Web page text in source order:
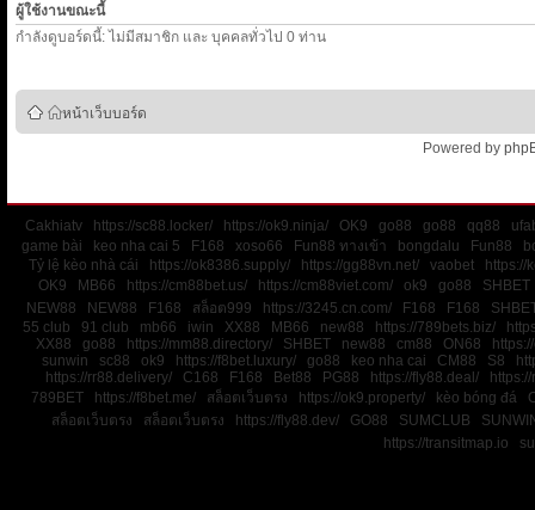
ผู้ใช้งานขณะนี้
กำลังดูบอร์ดนี้: ไม่มีสมาชิก และ บุคคลทั่วไป 0 ท่าน
หน้าเว็บบอร์ด
Powered by
Cakhiatv https://sc88.locker/ https://ok9.ninja/ OK9 go88 go88 qq88
game bài
keo nha cai 5 F168 xoso66 Fun88 ทางเข้า bongdalu Fun88
Tỷ lệ kèo nhà cái
https://ok8386.supply/ https://gg88vn.net/ vaobet
https://
OK9
MB66 https://cm88bet.us/ https://cm88viet.com/ ok9 go88
SHBET
NEW88
NEW88 F168 สล็อต999 https://3245.cn.com/ F168 F168
55 club
91 club mb66 iwin XX88 MB66 new88 https://789bets.biz/
XX88
go88 https://mm88.directory/ SHBET new88 cm88 ON68
sunwin
sc88 ok9 https://f8bet.luxury/ go88 keo nha cai CM88 S8
https://rr88.delivery/
C168 F168 Bet88 PG88 https://fly88.deal/
789BET
https://f8bet.me/ สล็อตเว็บตรง https://ok9.property/ kèo bóng đá
สล็อตเว็บตรง
สล็อตเว็บตรง https://fly88.dev/ GO88 SUMCLUB
https://transitmap.io